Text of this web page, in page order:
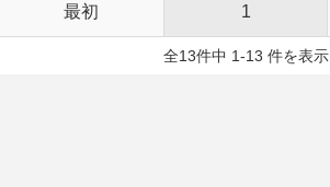
最初 1
全13件中 1-13 件を表示